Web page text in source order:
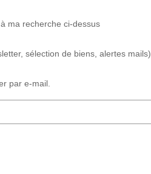
ma recherche ci-dessus
sélection de biens, alertes mails)
par e-mail.